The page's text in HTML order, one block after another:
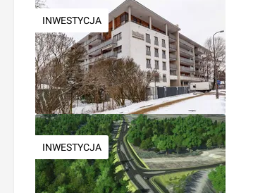
INWESTYCJA
INWESTYCJA